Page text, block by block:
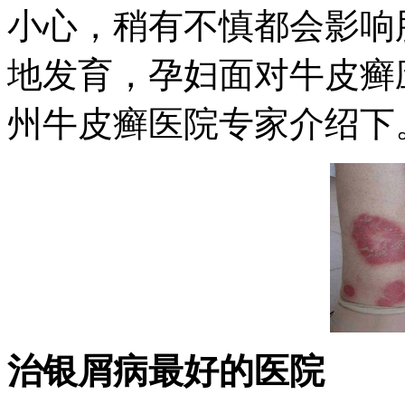
小心，稍有不慎都会影
地发育，孕妇面对牛皮
州牛皮癣医院专家介绍下
治银屑病最好的医院